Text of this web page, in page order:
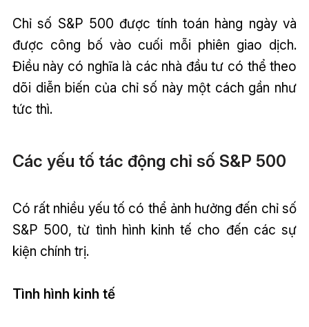
Chỉ số S&P 500 được tính toán hàng ngày và
được công bố vào cuối mỗi phiên giao dịch.
Điều này có nghĩa là các nhà đầu tư có thể theo
dõi diễn biến của chỉ số này một cách gần như
tức thì.
Các yếu tố tác động chỉ số S&P 500
Có rất nhiều yếu tố có thể ảnh hưởng đến chỉ số
S&P 500, từ tình hình kinh tế cho đến các sự
kiện chính trị.
Tình hình kinh tế